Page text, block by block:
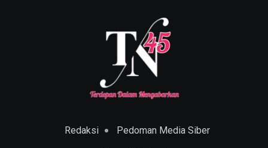
Redaksi Pedoman Media Siber